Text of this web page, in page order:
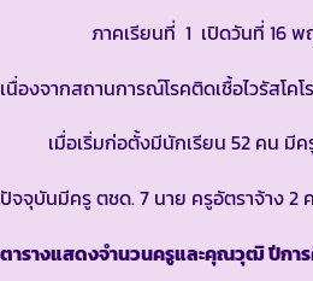
ภาคเรียนที่ 1 เปิดวันที่ 16 พฤษ
เนื่องจากสถานการณ์โรคติดเชื้อไวรัสโค
เมื่อเริ่มก่อตั้งมีนักเรียน 52 คน มีค
ปัจจุบันมีครู ตชด. 7 นาย ครูอัตราจ้าง 2
ตารางแสดงจำนวนครูและคุณวุฒิ ปีกา